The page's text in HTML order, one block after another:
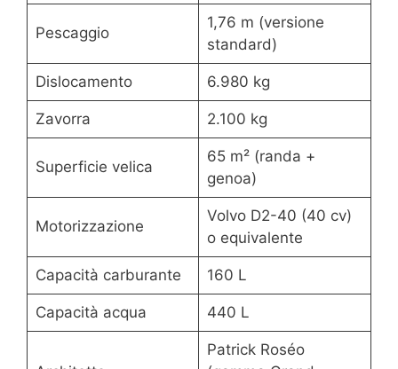
Pescaggio
1,76 m (versione
standard)
Dislocamento 6.980 kg
Zavorra 2.100 kg
Superficie velica
65 m² (randa +
genoa)
Motorizzazione
Volvo D2-40 (40 cv)
o equivalente
Capacità carburante 160 L
Capacità acqua 440 L
Patrick Roséo